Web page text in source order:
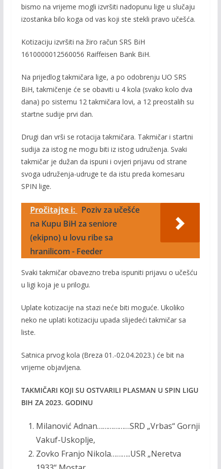
bismo na vrijeme mogli izvršiti nadopunu lige u slučaju
izostanka bilo koga od vas koji ste stekli pravo učešća.
Kotizaciju izvršiti na žiro račun SRS BiH
1610000012560056 Raiffeisen Bank BiH.
Na prijedlog takmičara lige, a po odobrenju UO SRS
BiH, takmičenje će se obaviti u 4 kola (svako kolo dva
dana) po sistemu 12 takmičara lovi, a 12 preostalih su
startne sudije prvi dan.
Drugi dan vrši se rotacija takmičara. Takmičar i startni
sudija za istog ne mogu biti iz istog udruženja. Svaki
takmičar je dužan da ispuni i ovjeri prijavu od strane
svoga udruženja-udruge te da istu preda komesaru
SPIN lige.
Pročitajte i:
Poziv za učešće
na Kupu BiH za seniore
(ekipno) u lovu ribe sa
hranilicom - Feeder
Svaki takmičar obavezno treba ispuniti prijavu o učešću
u ligi koja je u prilogu.
Uplate kotizacije na stazi neće biti moguće. Ukoliko
neko ne uplati kotizaciju upada slijedeći takmičar sa
liste.
Satnica prvog kola (Breza 01.-02.04.2023.) će bit na
vrijeme objavljena.
TAKMIČARI KOJI SU OSTVARILI PLASMAN U SPIN LIGU
BIH ZA 2023. GODINU
Milanović Adnan………………SRD „Vrbas“ Gornji
Vakuf-Uskoplje,
Zovko Franjo Nikola………..USR „Neretva